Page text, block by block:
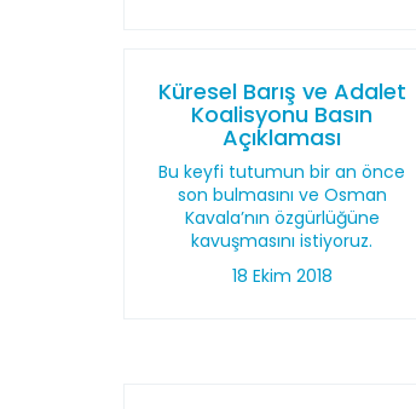
Küresel Barış ve Adalet
Koalisyonu Basın
Açıklaması
Bu keyfi tutumun bir an önce
son bulmasını ve Osman
Kavala’nın özgürlüğüne
kavuşmasını istiyoruz.
18 Ekim 2018